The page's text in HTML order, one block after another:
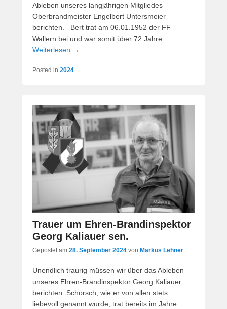
Ableben unseres langjährigen Mitgliedes
Oberbrandmeister Engelbert Untersmeier
berichten. Bert trat am 06.01.1952 der FF
Wallern bei und war somit über 72 Jahre
Weiterlesen →
Posted in 2024
Trauer um Ehren-Brandinspektor
Georg Kaliauer sen.
Gepostet am 28. September 2024 von Markus Lehner
Unendlich traurig müssen wir über das Ableben
unseres Ehren-Brandinspektor Georg Kaliauer
berichten. Schorsch, wie er von allen stets
liebevoll genannt wurde, trat bereits im Jahre